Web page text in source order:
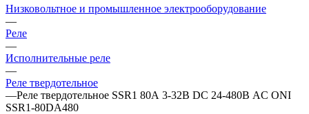
Низковольтное и промышленное электрооборудование
—
Реле
—
Исполнительные реле
—
Реле твердотельное
—Реле твердотельное SSR1 80А 3-32В DC 24-480В AC ONI
SSR1-80DA480